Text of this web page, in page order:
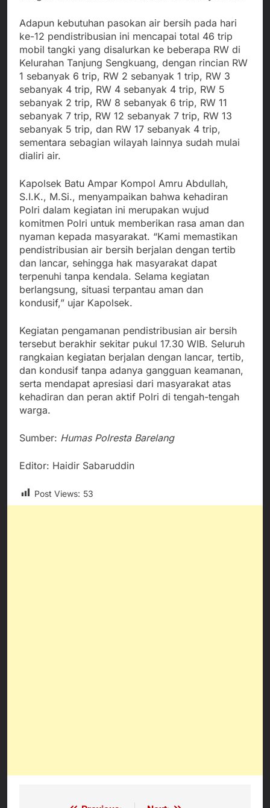
Adapun kebutuhan pasokan air bersih pada hari
ke-12 pendistribusian ini mencapai total 46 trip
mobil tangki yang disalurkan ke beberapa RW di
Kelurahan Tanjung Sengkuang, dengan rincian RW
1 sebanyak 6 trip, RW 2 sebanyak 1 trip, RW 3
sebanyak 4 trip, RW 4 sebanyak 4 trip, RW 5
sebanyak 2 trip, RW 8 sebanyak 6 trip, RW 11
sebanyak 7 trip, RW 12 sebanyak 7 trip, RW 13
sebanyak 5 trip, dan RW 17 sebanyak 4 trip,
sementara sebagian wilayah lainnya sudah mulai
dialiri air.
Kapolsek Batu Ampar Kompol Amru Abdullah,
S.I.K., M.Si., menyampaikan bahwa kehadiran
Polri dalam kegiatan ini merupakan wujud
komitmen Polri untuk memberikan rasa aman dan
nyaman kepada masyarakat. “Kami memastikan
pendistribusian air bersih berjalan dengan tertib
dan lancar, sehingga hak masyarakat dapat
terpenuhi tanpa kendala. Selama kegiatan
berlangsung, situasi terpantau aman dan
kondusif,” ujar Kapolsek.
Kegiatan pengamanan pendistribusian air bersih
tersebut berakhir sekitar pukul 17.30 WIB. Seluruh
rangkaian kegiatan berjalan dengan lancar, tertib,
dan kondusif tanpa adanya gangguan keamanan,
serta mendapat apresiasi dari masyarakat atas
kehadiran dan peran aktif Polri di tengah-tengah
warga.
Sumber: Humas Polresta Barelang
Editor: Haidir Sabaruddin
Post Views: 53